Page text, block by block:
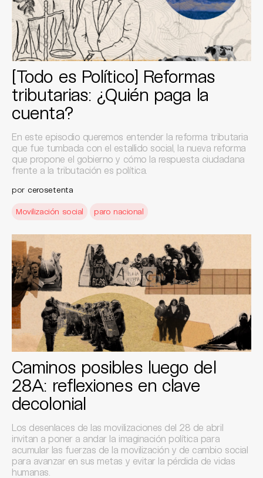
[Todo es Político] Reformas
tributarias: ¿Quién paga la
cuenta?
En este episodio queremos entender la reforma tributaria
que fue tumbada con el estallido social, la nueva reforma
que propone el gobierno y cómo la respuesta ciudadana
frente a la tributación es política.
por cerosetenta
Movilización social paro nacional
Caminos posibles luego del
28A: reflexiones en clave
decolonial
Los desenlaces de las movilizaciones del 28 de abril
invitan a poner a andar la imaginación política para
acumular las fuerzas de la movilización y de cambio social
para avanzar en sus metas y evitar la pérdida de vidas
humanas.